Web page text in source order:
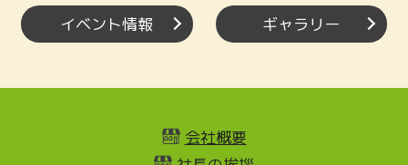
イベント情報 ギャラリー
会社概要